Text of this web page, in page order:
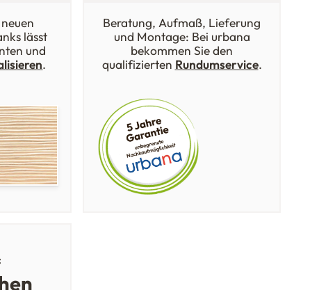
lässt
und
.
Beratung, Aufmaß, Lieferung
und Montage: Bei urbana
bekommen Sie den
qualifizierten Rundumservice.